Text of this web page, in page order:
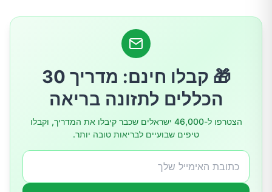
הסכנות הבריאותיות – למה זה באמת משנה?
איך לנקות את הטלפון שלכם בצורה נכונה?
סיכום: הטלפון שלכם זקוק לתשומת לב דחופה
🎁 קבלו חינם: מדריך 30
הכללים לתזונה בריאה
הצטרפו ל-46,000 ישראלים שכבר קיבלו את המדריך, וקבלו
טיפים שבועיים לבריאות טובה יותר.